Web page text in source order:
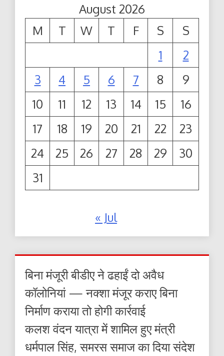
August 2026
M
T W T F S
S
1
2
3
4 5 6 7 8
9
10
11 12 13 14 15
16
17
18 19 20 21 22
23
24
25 26 27 28 29
30
31
« Jul
बिना मंजूरी बीडीए ने ढहाईं दो अवैध
कॉलोनियां — नक्शा मंजूर कराए बिना
निर्माण कराया तो होगी कार्रवाई
कलश वंदन यात्रा में शामिल हुए मंत्री
धर्मपाल सिंह, समरस समाज का दिया संदेश